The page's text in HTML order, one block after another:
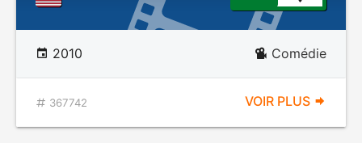
2010 Comédie
367742 VOIR PLUS